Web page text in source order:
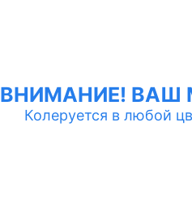
ВНИМАНИЕ! ВАШ
Колеруется в любой